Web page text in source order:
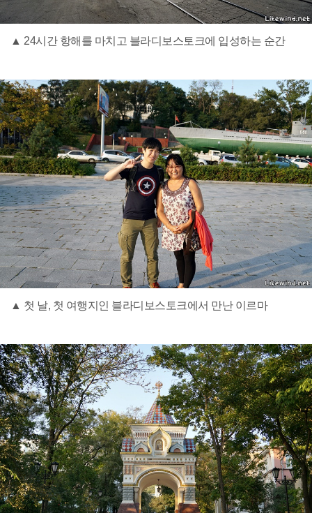
▲ 24시간 항해를 마치고 블라디보스토크에 입성하는 순간
▲ 첫 날, 첫 여행지인 블라디보스토크에서 만난 이르마